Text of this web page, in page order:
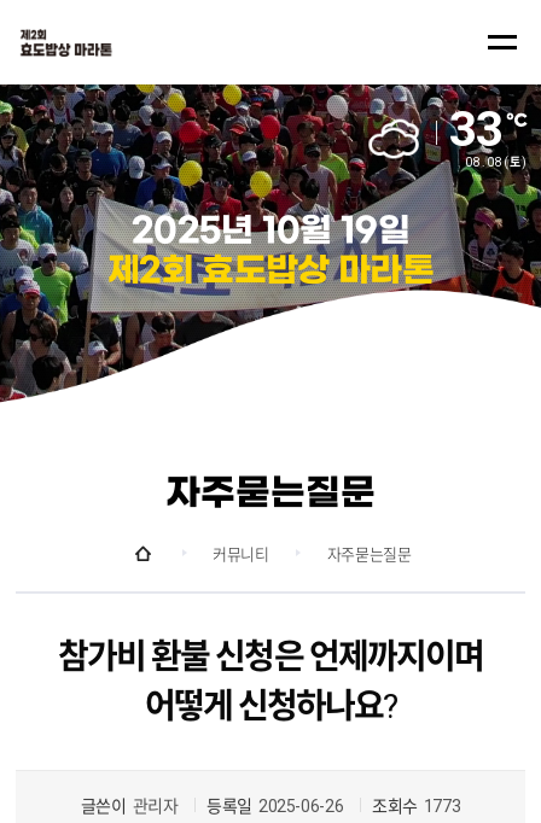
33
08.08(토)
2025년 10월 19일
제2회 효도밥상 마라톤
자주묻는질문
커뮤니티 자주묻는질문
참가비 환불 신청은 언제까지이며
어떻게 신청하나요?
글쓴이 관리자 등록일 2025-06-26 조회수 1773